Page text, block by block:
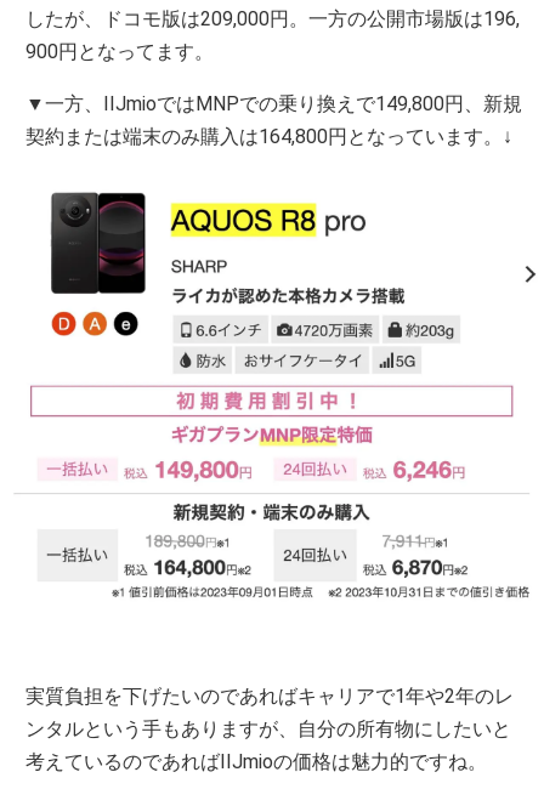
したが、ドコモ版は209,000円。一方の公開市場版は196,
900円となってます。
▼一方、IIJmioではMNPでの乗り換えで149,800円、新規
契約または端末のみ購入は164,800円となっています。↓
実質負担を下げたいのであればキャリアで1年や2年のレ
ンタルという手もありますが、自分の所有物にしたいと
考えているのであればIIJmioの価格は魅力的ですね。